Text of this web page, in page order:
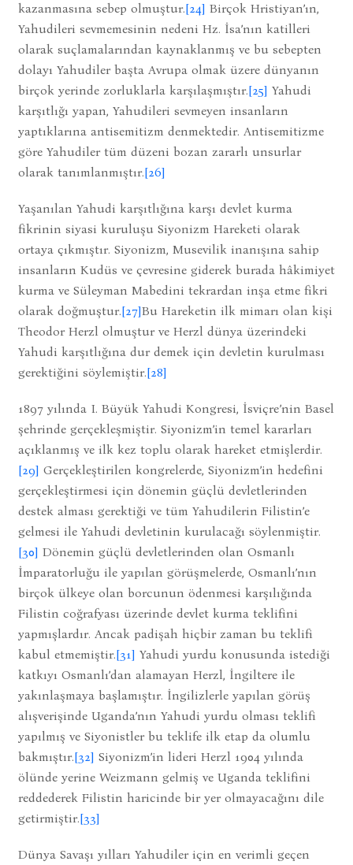
kazanmasına sebep olmuştur.[24] Birçok Hristiyan’ın,
Yahudileri sevmemesinin nedeni Hz. İsa’nın katilleri
olarak suçlamalarından kaynaklanmış ve bu sebepten
dolayı Yahudiler başta Avrupa olmak üzere dünyanın
birçok yerinde zorluklarla karşılaşmıştır.[25] Yahudi
karşıtlığı yapan, Yahudileri sevmeyen insanların
yaptıklarına antisemitizm denmektedir. Antisemitizme
göre Yahudiler tüm düzeni bozan zararlı unsurlar
olarak tanımlanmıştır.[26]
Yaşanılan Yahudi karşıtlığına karşı devlet kurma
fikrinin siyasi kuruluşu Siyonizm Hareketi olarak
ortaya çıkmıştır. Siyonizm, Musevilik inanışına sahip
insanların Kudüs ve çevresine giderek burada hâkimiyet
kurma ve Süleyman Mabedini tekrardan inşa etme fikri
olarak doğmuştur.[27]Bu Hareketin ilk mimarı olan kişi
Theodor Herzl olmuştur ve Herzl dünya üzerindeki
Yahudi karşıtlığına dur demek için devletin kurulması
gerektiğini söylemiştir.[28]
1897 yılında I. Büyük Yahudi Kongresi, İsviçre’nin Basel
şehrinde gerçekleşmiştir. Siyonizm’in temel kararları
açıklanmış ve ilk kez toplu olarak hareket etmişlerdir.
[29] Gerçekleştirilen kongrelerde, Siyonizm’in hedefini
gerçekleştirmesi için dönemin güçlü devletlerinden
destek alması gerektiği ve tüm Yahudilerin Filistin’e
gelmesi ile Yahudi devletinin kurulacağı söylenmiştir.
[30] Dönemin güçlü devletlerinden olan Osmanlı
İmparatorluğu ile yapılan görüşmelerde, Osmanlı’nın
birçok ülkeye olan borcunun ödenmesi karşılığında
Filistin coğrafyası üzerinde devlet kurma teklifini
yapmışlardır. Ancak padişah hiçbir zaman bu teklifi
kabul etmemiştir.[31] Yahudi yurdu konusunda istediği
katkıyı Osmanlı’dan alamayan Herzl, İngiltere ile
yakınlaşmaya başlamıştır. İngilizlerle yapılan görüş
alışverişinde Uganda’nın Yahudi yurdu olması teklifi
yapılmış ve Siyonistler bu teklife ilk etap da olumlu
bakmıştır.[32] Siyonizm’in lideri Herzl 1904 yılında
ölünde yerine Weizmann gelmiş ve Uganda teklifini
reddederek Filistin haricinde bir yer olmayacağını dile
getirmiştir.[33]
Dünya Savaşı yılları Yahudiler için en verimli geçen